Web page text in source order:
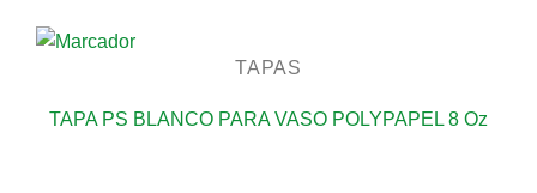
TAPAS
TAPA PS BLANCO PARA VASO POLYPAPEL 8 Oz